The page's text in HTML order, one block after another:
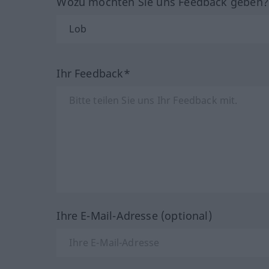
Ihr Feedback*
Ihre E-Mail-Adresse (optional)